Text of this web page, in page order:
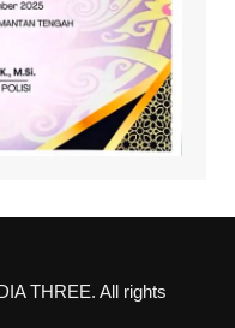
THREE. All rights